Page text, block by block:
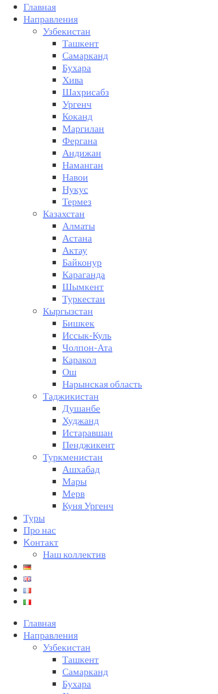
Главная
Направления
Узбекистан
Ташкент
Самарканд
Бухара
Хива
Шахрисабз
Ургенч
Коканд
Маргилан
Фергана
Андижан
Наманган
Навои
Нукус
Термез
Казахстан
Алматы
Астана
Актау
Байконур
Караганда
Шымкент
Туркестан
Кыргызстан
Бишкек
Иссык-Куль
Чолпон-Ата
Каракол
Ош
Нарынская область
Таджикистан
Душанбе
Худжанд
Истаравшан
Пенджикент
Туркменистан
Ашхабад
Мары
Мерв
Куня Ургенч
Туры
Про нас
Kонтакт
Наш коллектив
Главная
Направления
Узбекистан
Ташкент
Самарканд
Бухара